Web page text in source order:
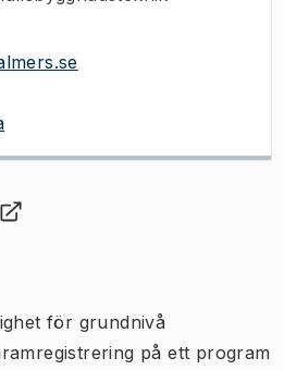
för grundnivå
på ett program